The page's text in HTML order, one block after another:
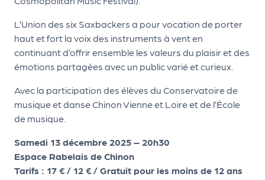
L’Union des six Saxbackers a pour vocation de porter
haut et fort la voix des instruments à vent en
continuant d’offrir ensemble les valeurs du plaisir et des
émotions partagées avec un public varié et curieux.
Avec la participation des élèves du Conservatoire de
musique et danse Chinon Vienne et Loire et de l’École
de musique.
Samedi 13 décembre 2025 – 20h30
Espace Rabelais de Chinon
Tarifs : 17 € / 12 € / Gratuit pour les moins de 12 ans
a
t
e
r
P
r
o